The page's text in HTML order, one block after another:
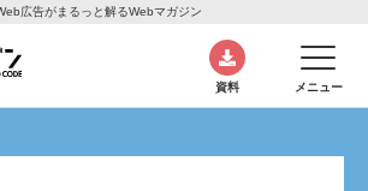
広告がまるっと解るWebマガジン
資料 メニュー